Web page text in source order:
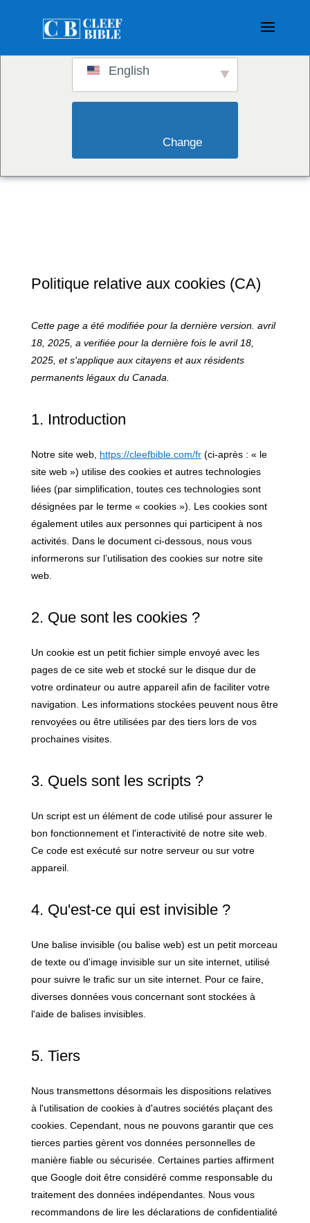
Switch to:
English
Politique relative aux cookies (CA)
Cette page a été modifiée pour la dernière version. avril
18, 2025, a verifiée pour la dernière fois le avril 18,
2025, et s'applique aux citayens et aux résidents
permanents légaux du Canada.
1. Introduction
Notre site web, https://cleefbible.com/fr(ci-après : « le
site web ») utilise des cookies et autres technologies
liées (par simplification, toutes ces technologies sont
désignées par le terme « cookies »). Les cookies sont
également utiles aux personnes qui participent à nos
activités. Dans le document ci-dessous, nous vous
informerons sur l’utilisation des cookies sur notre site
web.
2. Que sont les cookies ?
Un cookie est un petit fichier simple envoyé avec les
pages de ce site web et stocké sur le disque dur de
votre ordinateur ou autre appareil afin de faciliter votre
navigation. Les informations stockées peuvent nous être
renvoyées ou être utilisées par des tiers lors de vos
prochaines visites.
3. Quels sont les scripts ?
Un script est un élément de code utilisé pour assurer le
bon fonctionnement et l'interactivité de notre site web.
Ce code est exécuté sur notre serveur ou sur votre
appareil.
4. Qu'est-ce qui est invisible ?
Une balise invisible (ou balise web) est un petit morceau
de texte ou d'image invisible sur un site internet, utilisé
pour suivre le trafic sur un site internet. Pour ce faire,
diverses données vous concernant sont stockées à
l'aide de balises invisibles.
5. Tiers
Nous transmettons désormais les dispositions relatives
à l'utilisation de cookies à d'autres sociétés plaçant des
cookies. Cependant, nous ne pouvons garantir que ces
tierces parties gèrent vos données personnelles de
manière fiable ou sécurisée. Certaines parties affirment
que Google doit être considéré comme responsable du
traitement des données indépendantes. Nous vous
recommandons de lire les déclarations de confidentialité